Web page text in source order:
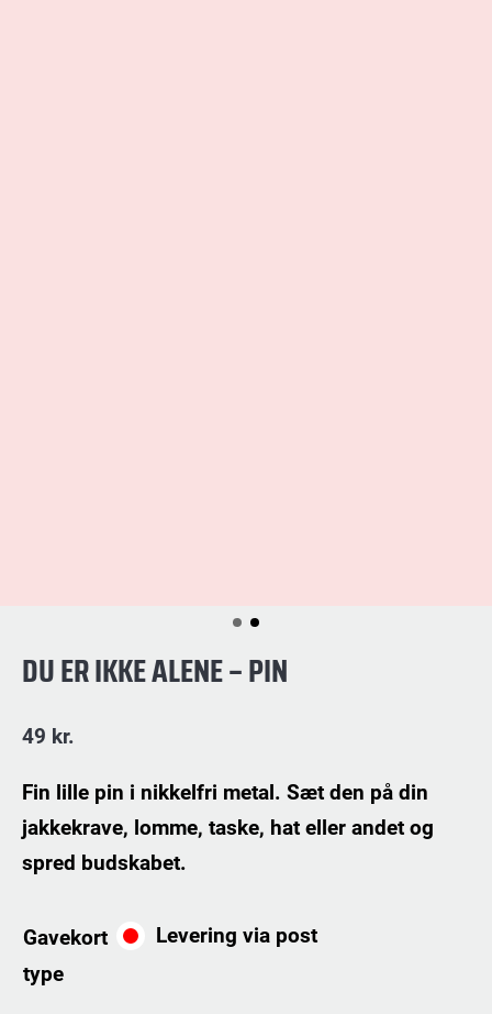
DU ER IKKE ALENE – PIN
49 kr.
Fin lille pin i nikkelfri metal. Sæt den på din
jakkekrave, lomme, taske, hat eller andet og
spred budskabet.
Gavekort
type
Levering via post